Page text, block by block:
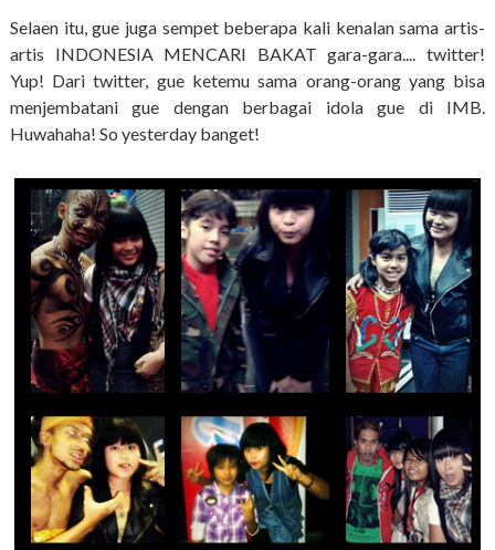
Selaen itu, gue juga sempet beberapa kali kenalan sama artis-
artis INDONESIA MENCARI BAKAT gara-gara.... twitter!
Yup! Dari twitter, gue ketemu sama orang-orang yang bisa
menjembatani gue dengan berbagai idola gue di IMB.
Huwahaha! So yesterday banget!